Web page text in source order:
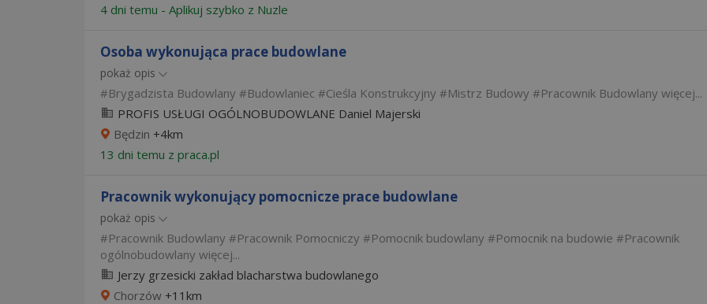
4 dni temu - Aplikuj szybko z Nuzle
Osoba wykonująca prace budowlane
pokaż opis
Brygadzista Budowlany Budowlaniec Cieśla Konstrukcyjny Mistrz Budowy Pracownik Budowlany więcej...
PROFIS USŁUGI OGÓLNOBUDOWLANE Daniel Majerski
Będzin +4km
13 dni temu z praca.pl
Pracownik wykonujący pomocnicze prace budowlane
pokaż opis
Pracownik Budowlany Pracownik Pomocniczy Pomocnik budowlany Pomocnik na budowie
Pracownik
ogólnobudowlany więcej...
Jerzy grzesicki zakład blacharstwa budowlanego
Chorzów +11km